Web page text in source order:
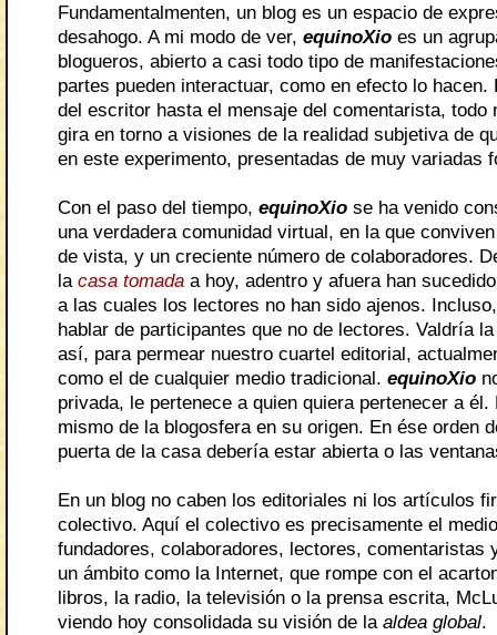
Fundamentalmenten, un blog es un espacio de
desahogo. A mi modo de ver, equinoXio es un
blogueros, abierto a casi todo tipo de
partes pueden interactuar, como en efecto lo hacen.
del escritor hasta el mensaje del comentarista, todo
gira en torno a visiones de la realidad subjetiva de
en este experimento, presentadas de muy variadas
Con el paso del tiempo, equinoXio se ha venido
una verdadera comunidad virtual, en la que
de vista, y un creciente número de colaboradores.
la casa tomada a hoy, adentro y afuera han
a las cuales los lectores no han sido ajenos.
hablar de participantes que no de lectores. Valdría
así, para permear nuestro cuartel editorial,
como el de cualquier medio tradicional. equinoXio
privada, le pertenece a quien quiera pertenecer a
mismo de la blogosfera en su origen. En ése orden
puerta de la casa debería estar abierta o las
En un blog no caben los editoriales ni los artículos
colectivo. Aquí el colectivo es precisamente el
fundadores, colaboradores, lectores, comentaristas
un ámbito como la Internet, que rompe con el
libros, la radio, la televisión o la prensa escrita,
viendo hoy consolidada su visión de la aldea global.